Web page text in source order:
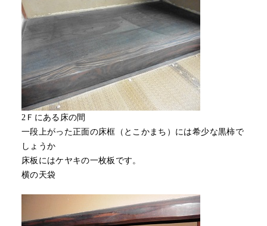
2Ｆにある床の間
一段上がった正面の床框（とこかまち）には希少な黒柿で
しょうか
床板にはケヤキの一枚板です。
横の天袋